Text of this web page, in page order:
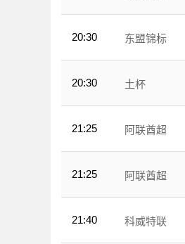
20:30 东盟锦标
20:30 土杯
21:25 阿联酋超
21:25 阿联酋超
21:40 科威特联